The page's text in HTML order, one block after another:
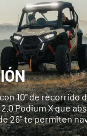
10" de recorrido
Podium X que
26" te permiten